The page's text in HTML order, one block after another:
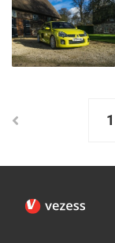
1